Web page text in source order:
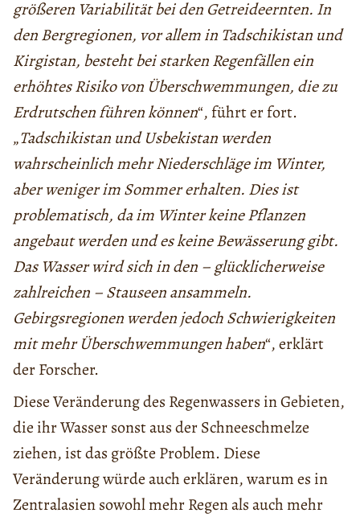
größeren Variabilität bei den Getreideernten. In
den Bergregionen, vor allem in Tadschikistan und
Kirgistan, besteht bei starken Regenfällen ein
erhöhtes Risiko von Überschwemmungen, die zu
Erdrutschen führen können“, führt er fort.
„Tadschikistan und Usbekistan werden
wahrscheinlich mehr Niederschläge im Winter,
aber weniger im Sommer erhalten. Dies ist
problematisch, da im Winter keine Pflanzen
angebaut werden und es keine Bewässerung gibt.
Das Wasser wird sich in den – glücklicherweise
zahlreichen – Stauseen ansammeln.
Gebirgsregionen werden jedoch Schwierigkeiten
mit mehr Überschwemmungen haben“, erklärt
der Forscher.
Diese Veränderung des Regenwassers in Gebieten,
die ihr Wasser sonst aus der Schneeschmelze
ziehen, ist das größte Problem. Diese
Veränderung würde auch erklären, warum es in
Zentralasien sowohl mehr Regen als auch mehr